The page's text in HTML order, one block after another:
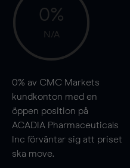
0%
N/A
0% av CMC Markets
kundkonton med en
öppen position på
ACADIA Pharmaceuticals
Inc förväntar sig att priset
ska move.